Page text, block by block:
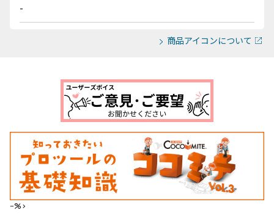
-
商品アイコンについて
--%>